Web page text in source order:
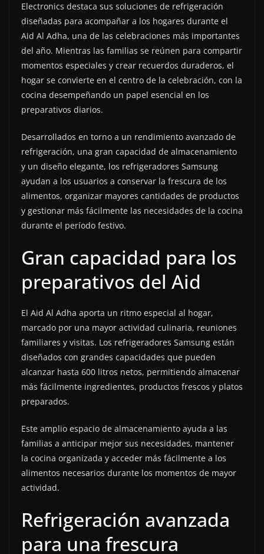
Electronics destaca sus soluciones de refrigeración
diseñadas para acompañar a los hogares durante el
Aid Al Adha, una de las celebraciones más importantes
del año. Mientras las familias se reúnen para compartir
momentos especiales y crear recuerdos duraderos, el
hogar se convierte en el centro de la celebración, con la
cocina desempeñando un papel esencial en los
preparativos diarios.
Desarrollados en torno a un rendimiento avanzado de
refrigeración, una gran capacidad de almacenamiento
y un diseño elegante, los refrigeradores Samsung
ayudan a los usuarios a conservar la frescura de los
alimentos, organizar mayores cantidades de productos
y gestionar más fácilmente las necesidades de la cocina
durante el período festivo.
Gran capacidad para los
preparativos del Aid
El Aid Al Adha aporta un ritmo especial al hogar,
marcado por una mayor actividad culinaria, reuniones
familiares y visitas. Los refrigeradores Samsung están
diseñados con grandes capacidades que pueden
alcanzar hasta 600 litros netos, permitiendo almacenar
más fácilmente ingredientes, productos frescos y platos
preparados.
Este amplio espacio de almacenamiento ayuda a las
familias a anticipar mejor sus necesidades, mantener
la cocina organizada y acceder más fácilmente a los
alimentos necesarios durante los momentos de mayor
actividad.
Refrigeración avanzada
para una frescura